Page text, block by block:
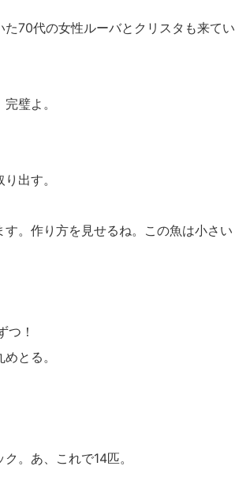
70代の女性ルーバとクリスタも来てい
璧よ。
出す。
。作り方を見せるね。この魚は小さい
つ！
とる。
。あ、これで14匹。